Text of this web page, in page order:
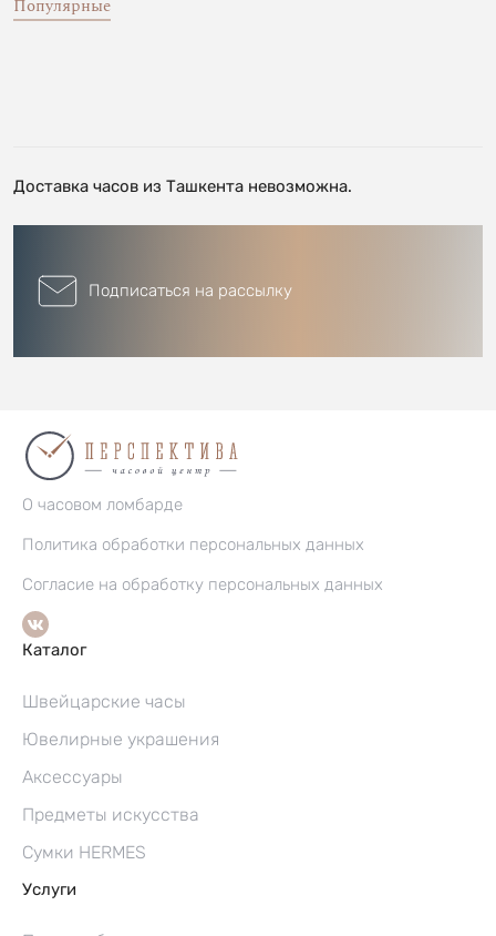
Популярные
Доставка часов из Ташкента невозможна.
Подписаться на рассылку
О часовом ломбарде
Политика обработки персональных данных
Согласие на обработку персональных данных
Каталог
Швейцарские часы
Ювелирные украшения
Аксессуары
Предметы искусства
Сумки HERMES
Услуги